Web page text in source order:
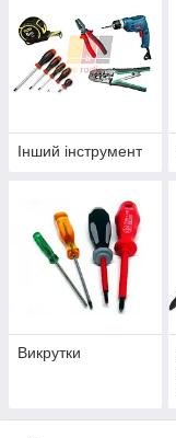
Інший інструмент
Викрутки